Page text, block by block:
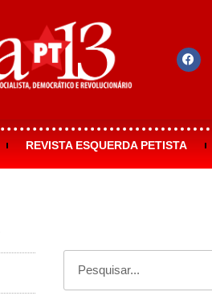
REVISTA ESQUERDA PETISTA